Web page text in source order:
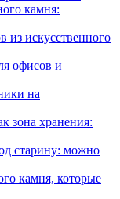
камня:
из искусственного
офисов и
на
зона хранения:
старину: можно
камня, которые